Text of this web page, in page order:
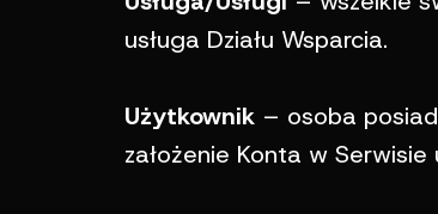
usługa Działu Wsparcia.
Użytkownik – osoba
założenie Konta w